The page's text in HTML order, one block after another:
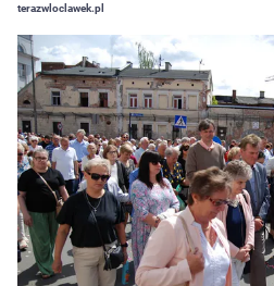
terazwloclawek.pl